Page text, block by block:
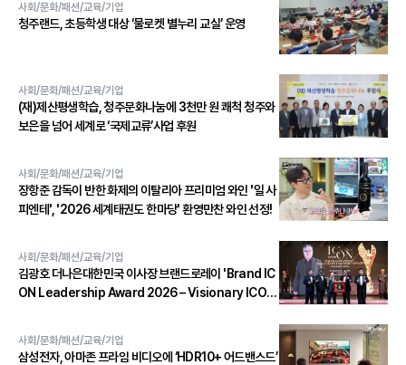
사회/문화/패션/교육/기업
청주랜드, 초등학생 대상 ‘물로켓 별누리 교실’ 운영
사회/문화/패션/교육/기업
(재)제산평생학습, 청주문화나눔에 3천만 원 쾌척 청주와
보은을 넘어 세계로 ‘국제교류’사업 후원
사회/문화/패션/교육/기업
장항준 감독이 반한 화제의 이탈리아 프리미엄 와인 '일 사
피엔테', '2026 세계태권도 한마당' 환영만찬 와인 선정!
사회/문화/패션/교육/기업
김광호 더나은대한민국 이사장 브랜드로레이 'Brand IC
ON Leadership Award 2026 – Visionary ICON'
사회/문화/패션/교육/기업
삼성전자, 아마존 프라임 비디오에 ‘HDR10+ 어드밴스드’